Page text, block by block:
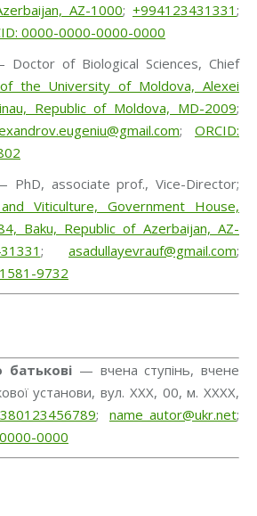
AZ-1000; +994123431331 ;
0000-0000-0000-0000
Doctor of Biological Sciences, Chief
the University of Moldova, Alexei
Republic of Moldova, MD-2009;
; ORCID:
associate prof., Vice-Director;
Viticulture, Government House,
Baku, Republic of Azerbaijan, AZ-
; asadullayevrauf@gmail.com;
9732
батькові — вчена ступінь, вчене
установи, вул. ХХХ, 00, м. ХХХХ,
; name_autor@ukr.net;
0000